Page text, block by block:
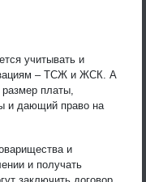
учитывать и
– ТСЖ и ЖСК. А
платы,
и дающий право на
и
и получать